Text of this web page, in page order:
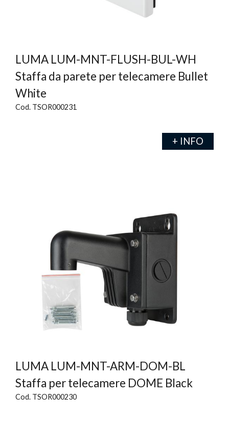
LUMA LUM-MNT-FLUSH-BUL-WH
Staffa da parete per telecamere Bullet
White
Cod. TSOR000231
+ INFO
LUMA LUM-MNT-ARM-DOM-BL
Staffa per telecamere DOME Black
Cod. TSOR000230